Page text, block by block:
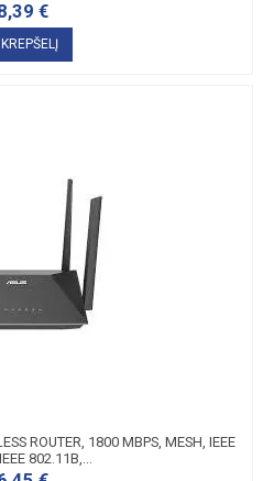
€
ROUTER, 1800 MBPS, MESH, IEEE
802.11B,...